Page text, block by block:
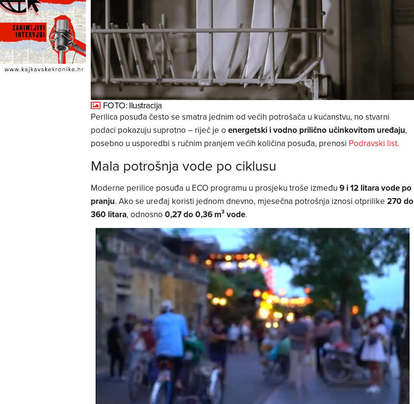
FOTO: Ilustracija
Perilica posuđa često se smatra jednim od većih potrošača u kućanstvu, no stvarni
podaci pokazuju suprotno – riječ je o energetski i vodno prilično učinkovitom uređaju,
posebno u usporedbi s ručnim pranjem većih količina posuđa, prenosi Podravski list.
Mala potrošnja vode po ciklusu
Moderne perilice posuđa u ECO programu u prosjeku troše između 9 i 12 litara vode po
pranju. Ako se uređaj koristi jednom dnevno, mjesečna potrošnja iznosi otprilike 270 do
360 litara, odnosno 0,27 do 0,36 m³ vode.